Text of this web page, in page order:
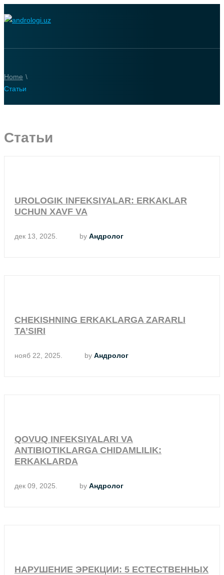
Home \
Статьи
Статьи
UROLOGIK INFEKSIYALAR: ERKAKLAR
UCHUN XAVF VA
дек 13, 2025. by Андролог
CHEKISHNING ERKAKLARGA ZARARLI
TA’SIRI
нояб 22, 2025. by Андролог
QOVUQ INFEKSIYALARI VA
ANTIBIOTIKLARGA CHIDAMLILIK:
ERKAKLARDA
дек 09, 2025. by Андролог
НАРУШЕНИЕ ЭРЕКЦИИ: 5 ЕСТЕСТВЕННЫХ